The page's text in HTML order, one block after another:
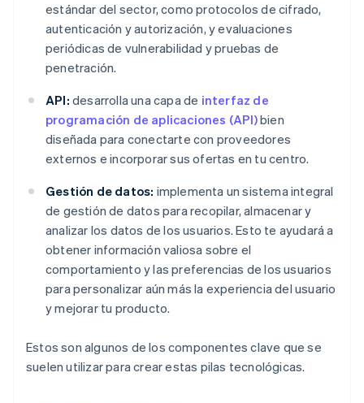
estándar del sector, como protocolos de cifrado,
autenticación y autorización, y evaluaciones
periódicas de vulnerabilidad y pruebas de
penetración.
API: desarrolla una capa de interfaz de
programación de aplicaciones (API)bien
diseñada para conectarte con proveedores
externos e incorporar sus ofertas en tu centro.
Gestión de datos: implementa un sistema integral
de gestión de datos para recopilar, almacenar y
analizar los datos de los usuarios. Esto te ayudará a
obtener información valiosa sobre el
comportamiento y las preferencias de los usuarios
para personalizar aún más la experiencia del usuario
y mejorar tu producto.
Estos son algunos de los componentes clave que se
suelen utilizar para crear estas pilas tecnológicas.